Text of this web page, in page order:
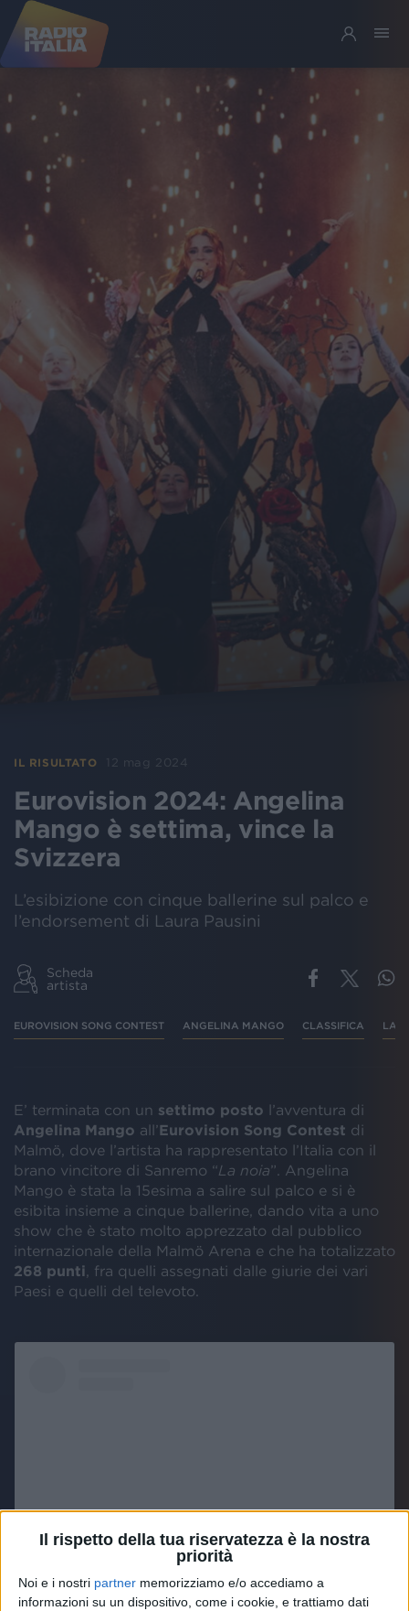
Il rispetto della tua riservatezza è la nostra
priorità
Noi e i nostri partner memorizziamo e/o accediamo a
informazioni su un dispositivo, come i cookie, e trattiamo dati
IL RISULTATO 12 mag 2024
Eurovision 2024: Angelina
Mango è settima, vince la
Svizzera
L’esibizione con cinque ballerine sul palco e
l’endorsement di Laura Pausini
Scheda
artista
EUROVISION SONG CONTEST ANGELINA MANGO CLASSIFICA LA
E’ terminata con un settimo posto l’avventura di
Angelina Mango all’Eurovision Song Contest di
Malmö, dove l’artista ha rappresentato l’Italia con il
brano vincitore di Sanremo “La noia”. Angelina
Mango è stata la 15esima a salire sul palco e si è
esibita insieme a cinque ballerine, dando vita a uno
show che è stato molto apprezzato dal pubblico
internazionale della Malmö Arena e che ha totalizzato
268 punti , fra quelli assegnati dalle giurie dei vari
Paesi e quelli del televoto.
Visualizza questo post su Instagram